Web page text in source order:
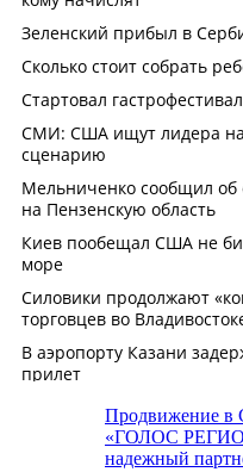
Продвижение в
«ГОЛОС
надежный